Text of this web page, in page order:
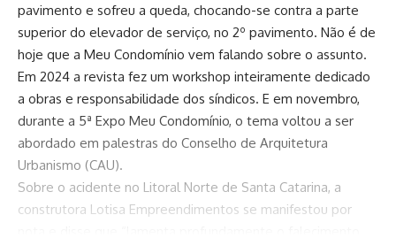
pavimento e sofreu a queda, chocando-se contra a parte
superior do elevador de serviço, no 2º pavimento. Não é de
hoje que a Meu Condomínio vem falando sobre o assunto.
Em 2024 a revista fez um workshop inteiramente dedicado
a obras e responsabilidade dos síndicos. E em novembro,
durante a 5ª Expo Meu Condomínio, o tema voltou a ser
abordado em palestras do Conselho de Arquitetura
Urbanismo (CAU).
Sobre o acidente no Litoral Norte de Santa Catarina, a
construtora Lotisa Empreendimentos se manifestou por